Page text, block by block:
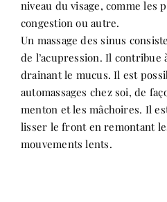
niveau du visage, comme les
congestion ou autre.
Un massage des sinus
de l’acupression. Il contribue
drainant le mucus. Il est
automassages chez soi, de
menton et les mâchoires. Il
lisser le front en remontant
mouvements lents.